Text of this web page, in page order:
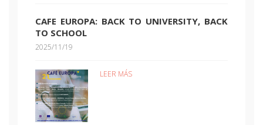
CAFE EUROPA: BACK TO UNIVERSITY, BACK
TO SCHOOL
2025/11/19
LEER MÁS